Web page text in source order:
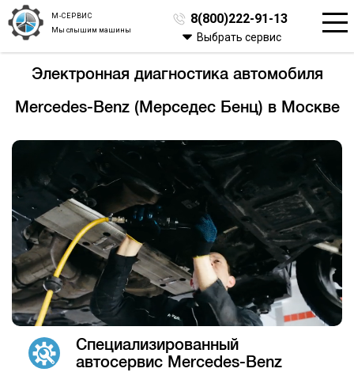
М-СЕРВИС
Мы слышим машины
8(800)222-91-13
Выбрать сервис
Электронная диагностика автомобиля
Mercedes-Benz (Мерседес Бенц) в Москве
Специализированный
автосервис Mercedes-Benz